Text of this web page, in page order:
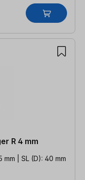
R 4 mm
mm | SL (D): 40 mm